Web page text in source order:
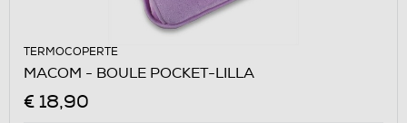
TERMOCOPERTE
MACOM - BOULE POCKET-LILLA
€ 18,90